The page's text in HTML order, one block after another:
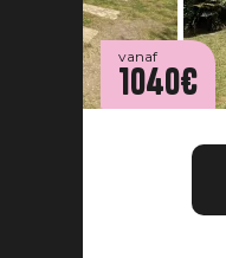
vanaf
1040€